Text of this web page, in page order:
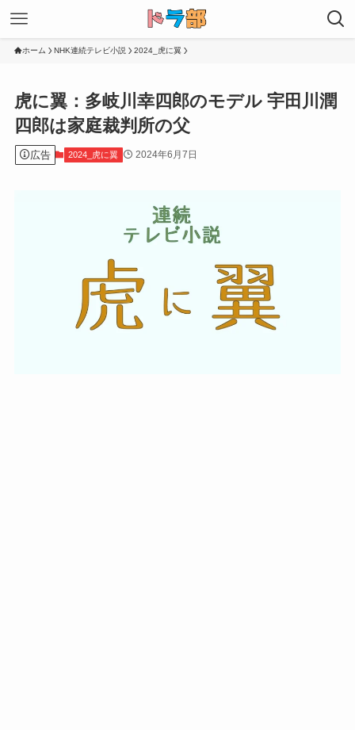
ホーム NHK連続テレビ小説 2024_虎に翼
虎に翼：多岐川幸四郎のモデル 宇田川潤
四郎は家庭裁判所の父
広告 2024_虎に翼 2024年6月7日